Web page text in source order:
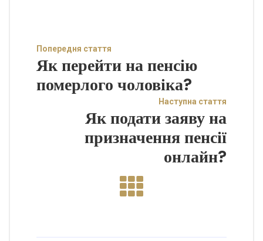
Попередня стаття
Як перейти на пенсію
померлого чоловіка?
Наступна стаття
Як подати заяву на
призначення пенсії
онлайн?